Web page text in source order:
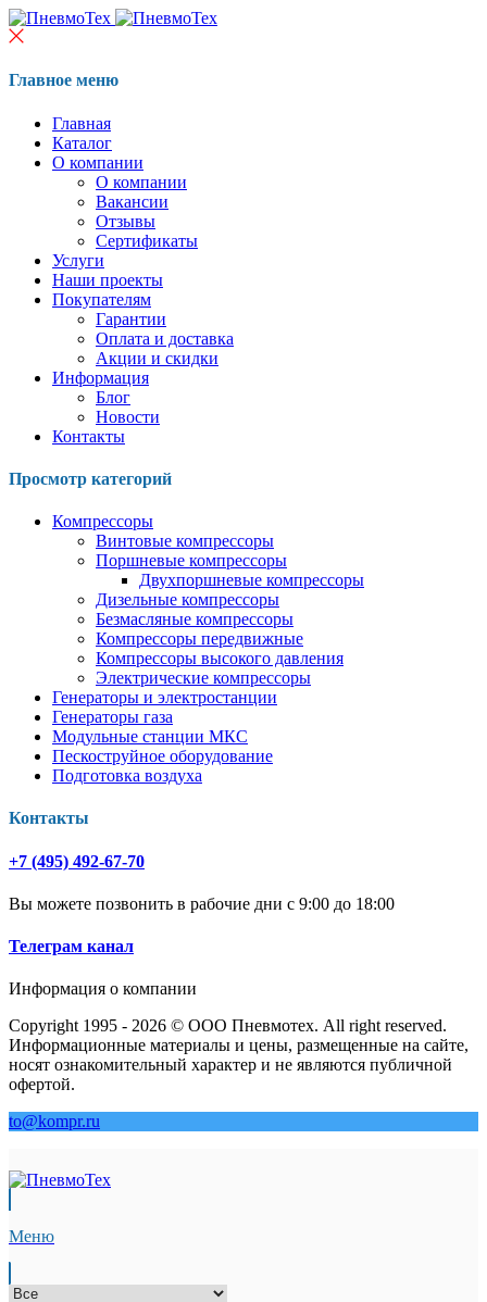
Главное меню
Главная
Каталог
О компании
О компании
Вакансии
Отзывы
Сертификаты
Услуги
Наши проекты
Покупателям
Гарантии
Оплата и доставка
Акции и скидки
Информация
Блог
Новости
Контакты
Просмотр категорий
Компрессоры
Винтовые компрессоры
Поршневые компрессоры
Двухпоршневые компрессоры
Дизельные компрессоры
Безмасляные компрессоры
Компрессоры передвижные
Компрессоры высокого давления
Электрические компрессоры
Генераторы и электростанции
Генераторы газа
Модульные станции МКС
Пескоструйное оборудование
Подготовка воздуха
Контакты
+7 (495) 492-67-70
Вы можете позвонить в рабочие дни с 9:00 до 18:00
Телеграм канал
Информация о компании
Copyright 1995 - 2026 © ООО Пневмотех. All right reserved.
Информационные материалы и цены, размещенные на сайте,
носят ознакомительный характер и не являются публичной
офертой.
to@kompr.ru
Меню